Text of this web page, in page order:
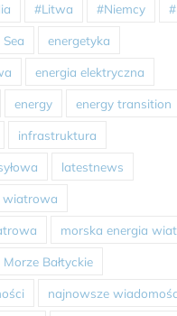
#Litwa #Niemcy
energetyka
energia elektryczna
energy energy transition
infrastruktura
latestnews
wiatrowa
morska energia
Morze Bałtyckie
najnowsze